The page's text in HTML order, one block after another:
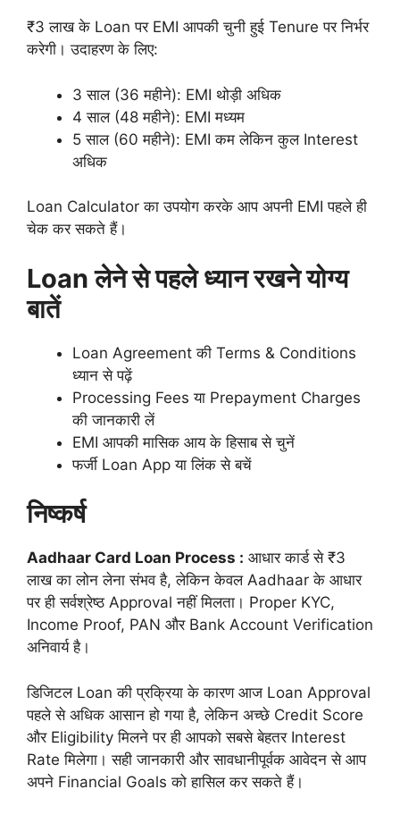
₹3 लाख के Loan पर EMI आपकी चुनी हुई Tenure पर निर्भर
करेगी। उदाहरण के लिए:
3 साल (36 महीने): EMI थोड़ी अधिक
4 साल (48 महीने): EMI मध्यम
5 साल (60 महीने): EMI कम लेकिन कुल Interest
अधिक
Loan Calculator का उपयोग करके आप अपनी EMI पहले ही
चेक कर सकते हैं।
Loan लेने से पहले ध्यान रखने योग्य
बातें
Loan Agreement की Terms & Conditions
ध्यान से पढ़ें
Processing Fees या Prepayment Charges
की जानकारी लें
EMI आपकी मासिक आय के हिसाब से चुनें
फर्जी Loan App या लिंक से बचें
निष्कर्ष
Aadhaar Card Loan Process : आधार कार्ड से ₹3
लाख का लोन लेना संभव है, लेकिन केवल Aadhaar के आधार
पर ही सर्वश्रेष्ठ Approval नहीं मिलता। Proper KYC,
Income Proof, PAN और Bank Account Verification
अनिवार्य है।
डिजिटल Loan की प्रक्रिया के कारण आज Loan Approval
पहले से अधिक आसान हो गया है, लेकिन अच्छे Credit Score
और Eligibility मिलने पर ही आपको सबसे बेहतर Interest
Rate मिलेगा। सही जानकारी और सावधानीपूर्वक आवेदन से आप
अपने Financial Goals को हासिल कर सकते हैं।